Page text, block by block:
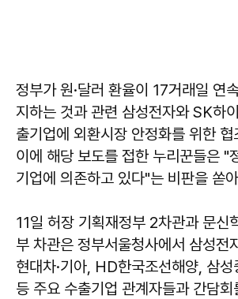
정부가 원·달러 환율이 17거래일 연
지하는 것과 관련 삼성전자와 SK하
출기업에 외환시장 안정화를 위한
이에 해당 보도를 접한 누리꾼들은 "
기업에 의존하고 있다"는 비판을 쏟
11일 허장 기획재정부 2차관과 문신
부 차관은 정부서울청사에서 삼성전
현대차·기아, HD한국조선해양, 삼성
등 주요 수출기업 관계자들과 간담회